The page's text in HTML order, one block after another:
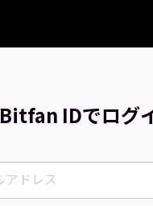
Bitfan IDでログ